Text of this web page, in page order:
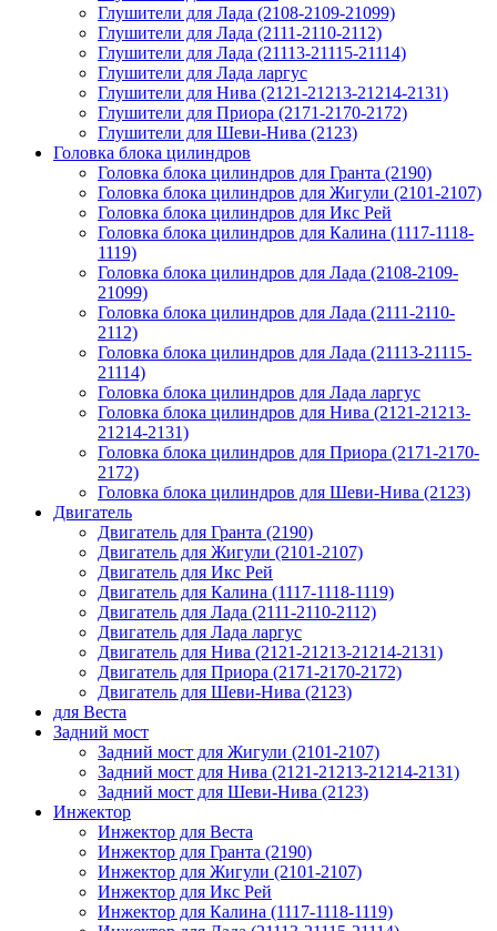
Глушители для Лада (2108-2109-21099)
Глушители для Лада (2111-2110-2112)
Глушители для Лада (21113-21115-21114)
Глушители для Лада ларгус
Глушители для Нива (2121-21213-21214-2131)
Глушители для Приора (2171-2170-2172)
Глушители для Шеви-Нива (2123)
Головка блока цилиндров
Головка блока цилиндров для Гранта (2190)
Головка блока цилиндров для Жигули (2101-2107)
Головка блока цилиндров для Икс Рей
Головка блока цилиндров для Калина (1117-1118-
1119)
Головка блока цилиндров для Лада (2108-2109-
21099)
Головка блока цилиндров для Лада (2111-2110-
2112)
Головка блока цилиндров для Лада (21113-21115-
21114)
Головка блока цилиндров для Лада ларгус
Головка блока цилиндров для Нива (2121-21213-
21214-2131)
Головка блока цилиндров для Приора (2171-2170-
2172)
Головка блока цилиндров для Шеви-Нива (2123)
Двигатель
Двигатель для Гранта (2190)
Двигатель для Жигули (2101-2107)
Двигатель для Икс Рей
Двигатель для Калина (1117-1118-1119)
Двигатель для Лада (2111-2110-2112)
Двигатель для Лада ларгус
Двигатель для Нива (2121-21213-21214-2131)
Двигатель для Приора (2171-2170-2172)
Двигатель для Шеви-Нива (2123)
для Веста
Задний мост
Задний мост для Жигули (2101-2107)
Задний мост для Нива (2121-21213-21214-2131)
Задний мост для Шеви-Нива (2123)
Инжектор
Инжектор для Веста
Инжектор для Гранта (2190)
Инжектор для Жигули (2101-2107)
Инжектор для Икс Рей
Инжектор для Калина (1117-1118-1119)